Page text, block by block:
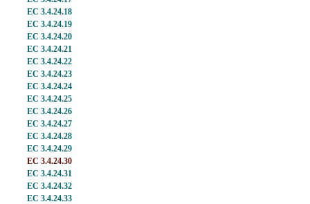
EC 3.4.24.18
EC 3.4.24.19
EC 3.4.24.20
EC 3.4.24.21
EC 3.4.24.22
EC 3.4.24.23
EC 3.4.24.24
EC 3.4.24.25
EC 3.4.24.26
EC 3.4.24.27
EC 3.4.24.28
EC 3.4.24.29
EC 3.4.24.30
EC 3.4.24.31
EC 3.4.24.32
EC 3.4.24.33